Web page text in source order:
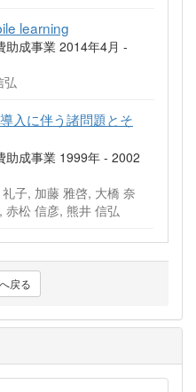
learning
助成事業 2014年4月 -
弘
入に伴う諸問題とそ
助成事業 1999年 - 2002
子, 加藤 雅啓, 大橋 奈
赤松 信彦, 熊井 信弘
戻る